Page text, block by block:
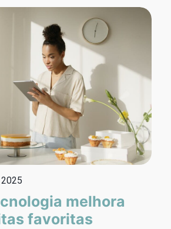
melhora
favoritas